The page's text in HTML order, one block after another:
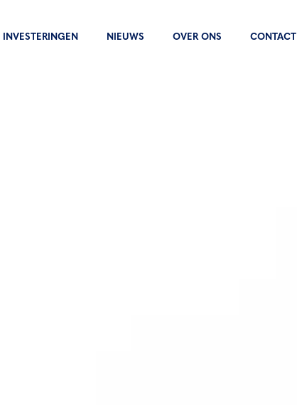
INVESTERINGEN NIEUWS OVER ONS CONTACT